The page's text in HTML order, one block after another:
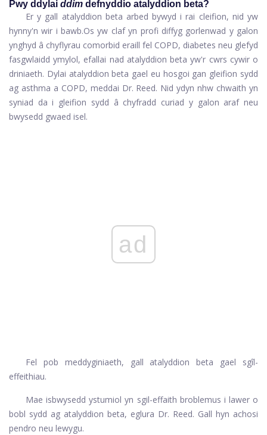
Pwy ddylai ddim defnyddio atalyddion beta?
Er y gall atalyddion beta arbed bywyd i rai cleifion, nid yw
hynny'n wir i bawb.Os yw claf yn profi diffyg gorlenwad y galon
ynghyd â chyflyrau comorbid eraill fel COPD, diabetes neu glefyd
fasgwlaidd ymylol, efallai nad atalyddion beta yw'r cwrs cywir o
driniaeth. Dylai atalyddion beta gael eu hosgoi gan gleifion sydd
ag asthma a COPD, meddai Dr. Reed. Nid ydyn nhw chwaith yn
syniad da i gleifion sydd â chyfradd curiad y galon araf neu
bwysedd gwaed isel.
ad
Fel pob meddyginiaeth, gall atalyddion beta gael sgîl-
effeithiau.
Mae isbwysedd ystumiol yn sgil-effaith broblemus i lawer o
bobl sydd ag atalyddion beta, eglura Dr. Reed. Gall hyn achosi
pendro neu lewygu.